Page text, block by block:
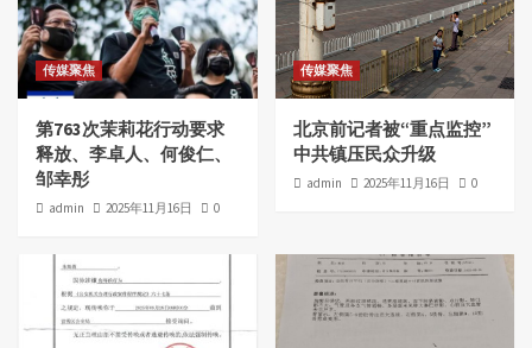
传媒聚焦
第763次茉莉花行动要求
释放、李卓人、何俊仁、
邹幸彤
admin 2025年11月16日 0
传媒聚焦
北京前记者被“重点监控”
中共镇压民众升级
admin 2025年11月16日 0